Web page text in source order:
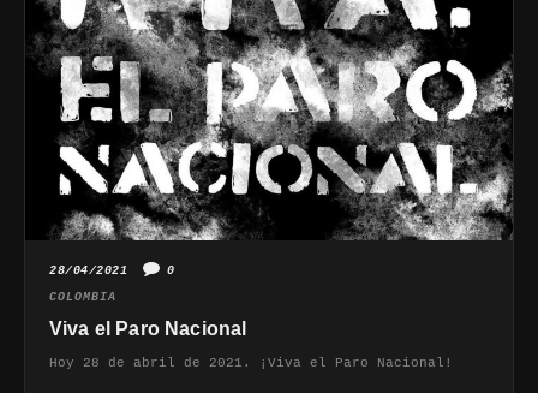
28/04/2021
0
COLOMBIA
Viva el Paro Nacional
Hoy 28 de abril de 2021. ¡Viva el Paro Nacional!